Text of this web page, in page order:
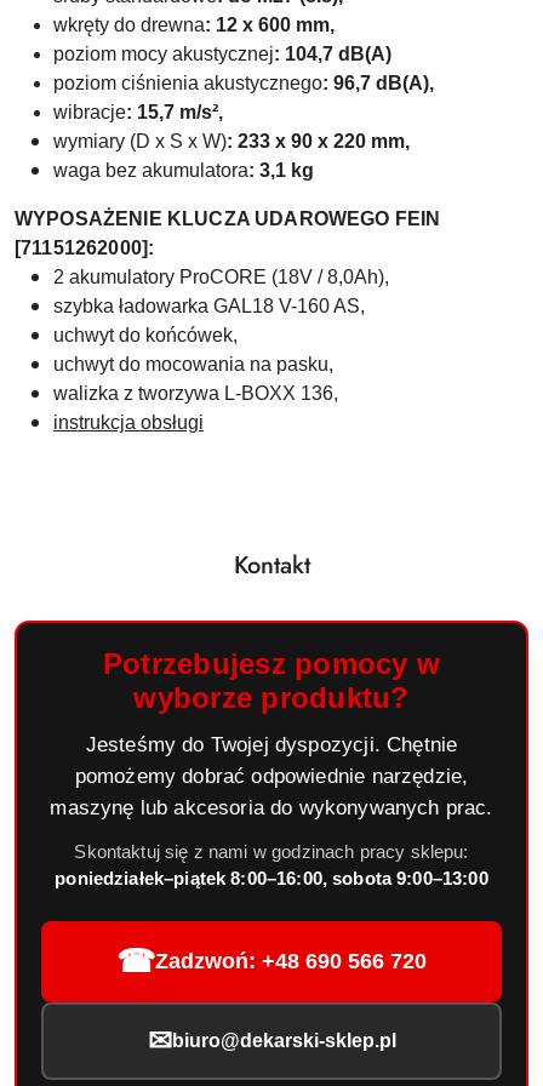
wkręty do drewna: 12 x 600 mm,
poziom mocy akustycznej: 104,7 dB(A)
poziom ciśnienia akustycznego: 96,7 dB(A),
wibracje: 15,7 m/s²,
wymiary (D x S x W): 233 x 90 x 220 mm,
waga bez akumulatora: 3,1 kg
WYPOSAŻENIE KLUCZA UDAROWEGO FEIN
[71151262000]:
2 akumulatory ProCORE (18V / 8,0Ah),
szybka ładowarka GAL18 V-160 AS,
uchwyt do końcówek,
uchwyt do mocowania na pasku,
walizka z tworzywa L-BOXX 136,
instrukcja obsługi
Kontakt
Potrzebujesz pomocy w
wyborze produktu?
Jesteśmy do Twojej dyspozycji. Chętnie
pomożemy dobrać odpowiednie narzędzie,
maszynę lub akcesoria do wykonywanych prac.
Skontaktuj się z nami w godzinach pracy sklepu:
poniedziałek–piątek 8:00–16:00, sobota 9:00–13:00
☎Zadzwoń: +48 690 566 720
✉ biuro@dekarski-sklep.pl